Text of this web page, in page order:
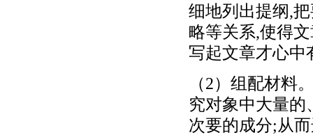
细地列出提纲,
略等关系,使得
写起文章才心中
（2）组配材料
究对象中大量
次要的成分;从